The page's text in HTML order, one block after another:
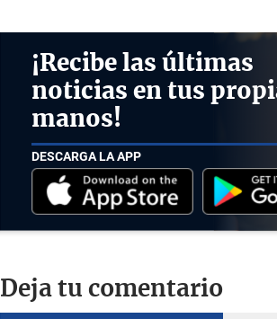
¡Recibe las últimas
noticias en tus
manos!
DESCARGA LA APP
Deja tu comentario